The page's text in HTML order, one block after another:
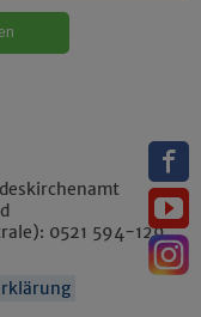
0521 594-129